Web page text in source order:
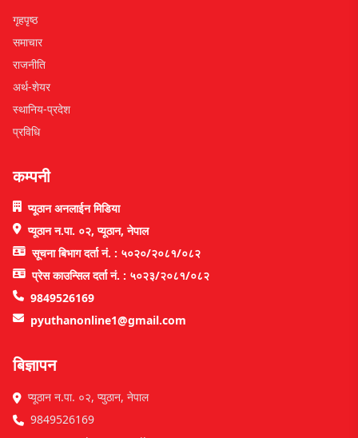
गृहपृष्ठ
समाचार
राजनीति
अर्थ-शेयर
स्थानिय-प्रदेश
प्रविधि
कम्पनी
प्यूठान अनलाईन मिडिया
प्यूठान न.पा. ०२, प्यूठान, नेपाल
सूचना बिभाग दर्ता नं. : ५०२०/२०८१/०८२
प्रेस काउन्सिल दर्ता नं. : ५०२३/२०८१/०८२
9849526169
pyuthanonline1@gmail.com
बिज्ञापन
प्यूठान न.पा. ०२, प्युठान, नेपाल
9849526169